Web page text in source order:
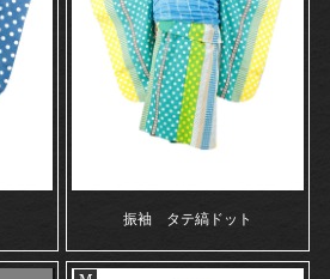
振袖 タテ縞ドット